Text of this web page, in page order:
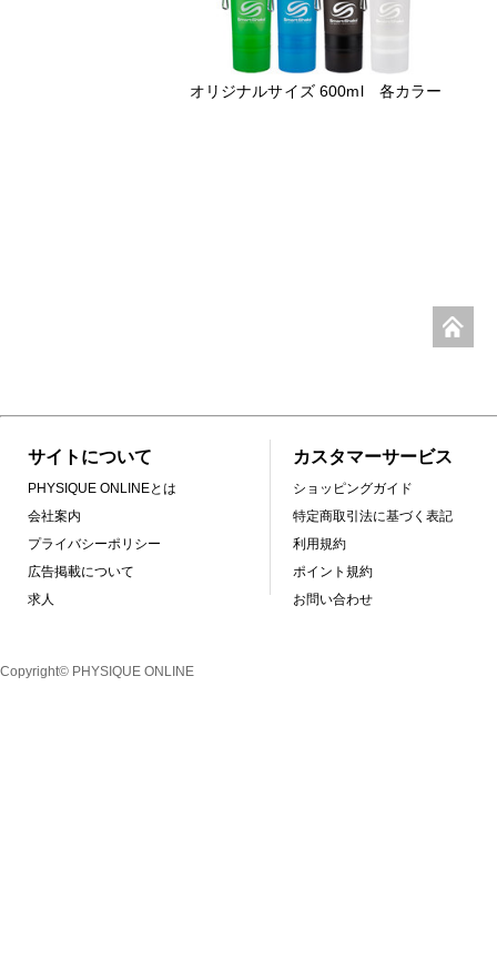
オリジナルサイズ 600ml 各カラー
サイトについて
PHYSIQUE ONLINEとは
会社案内
プライバシーポリシー
広告掲載について
求人
カスタマーサービス
ショッピングガイド
特定商取引法に基づく表記
利用規約
ポイント規約
お問い合わせ
Copyright© PHYSIQUE ONLINE